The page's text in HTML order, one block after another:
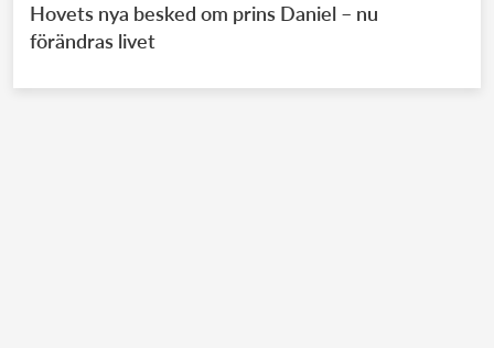
Hovets nya besked om prins Daniel – nu
förändras livet